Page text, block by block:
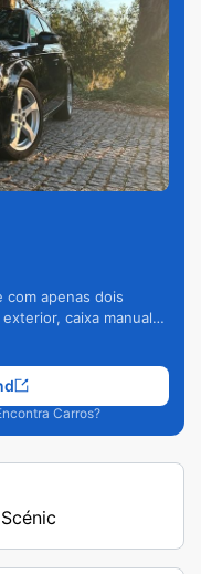
com apenas dois
caixa manual
Carros?